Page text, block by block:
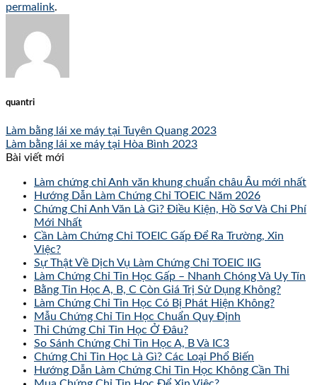
permalink.
quantri
Làm bằng lái xe máy tại Tuyên Quang 2023
Làm bằng lái xe máy tại Hòa Bình 2023
Bài viết mới
Làm chứng chỉ Anh văn khung chuẩn châu Âu mới nhất
Hướng Dẫn Làm Chứng Chỉ TOEIC Năm 2026
Chứng Chỉ Anh Văn Là Gì? Điều Kiện, Hồ Sơ Và Chi Phí
Mới Nhất
Cần Làm Chứng Chỉ TOEIC Gấp Để Ra Trường, Xin
Việc?
Sự Thật Về Dịch Vụ Làm Chứng Chỉ TOEIC IIG
Làm Chứng Chỉ Tin Học Gấp – Nhanh Chóng Và Uy Tín
Bằng Tin Học A, B, C Còn Giá Trị Sử Dụng Không?
Làm Chứng Chỉ Tin Học Có Bị Phát Hiện Không?
Mẫu Chứng Chỉ Tin Học Chuẩn Quy Định
Thi Chứng Chỉ Tin Học Ở Đâu?
So Sánh Chứng Chỉ Tin Học A, B Và IC3
Chứng Chỉ Tin Học Là Gì? Các Loại Phổ Biến
Hướng Dẫn Làm Chứng Chỉ Tin Học Không Cần Thi